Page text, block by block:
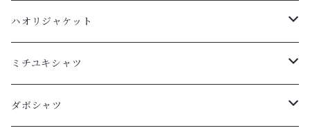
長袖
XL
L
半袖
XL
ハオリジャケット
L
M
ミチユキシャツ
L
ダボシャツ